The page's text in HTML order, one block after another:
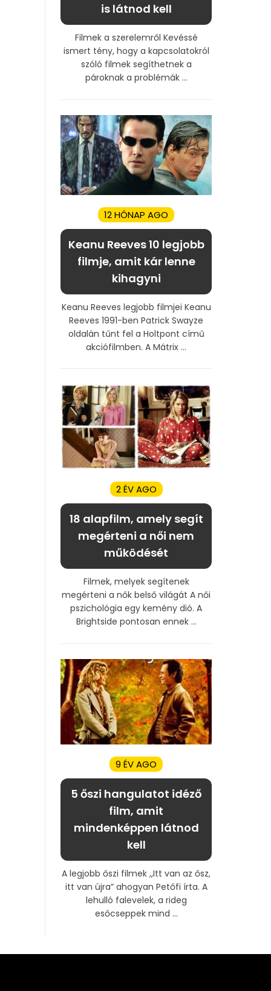
is látnod kell
Filmek a szerelemről Kevéssé
ismert tény, hogy a kapcsolatokról
szóló filmek segíthetnek a
pároknak a problémák ...
12 HÓNAP AGO
Keanu Reeves 10 legjobb
filmje, amit kár lenne
kihagyni
Keanu Reeves legjobb filmjei Keanu
Reeves 1991-ben Patrick Swayze
oldalán tűnt fel a Holtpont című
akciófilmben. A Mátrix ...
2 ÉV AGO
18 alapfilm, amely segít
megérteni a női nem
működését
Filmek, melyek segítenek
megérteni a nők belső világát A női
pszichológia egy kemény dió. A
Brightside pontosan ennek ...
9 ÉV AGO
5 őszi hangulatot idéző
film, amit
mindenképpen látnod
kell
A legjobb őszi filmek ,,Itt van az ősz,
itt van újra” ahogyan Petőfi írta. A
lehulló falevelek, a rideg
esőcseppek mind ...